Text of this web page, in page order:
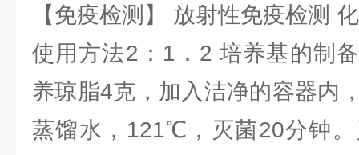
【免疫检测】 放射性免疫检测
使用方法2：1．2 培养基的制
养琼脂4克，加入洁净的容器内
蒸馏水，121℃，灭菌20分钟